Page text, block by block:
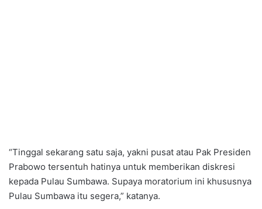
“Tinggal sekarang satu saja, yakni pusat atau Pak Presiden
Prabowo tersentuh hatinya untuk memberikan diskresi
kepada Pulau Sumbawa. Supaya moratorium ini khususnya
Pulau Sumbawa itu segera,” katanya.